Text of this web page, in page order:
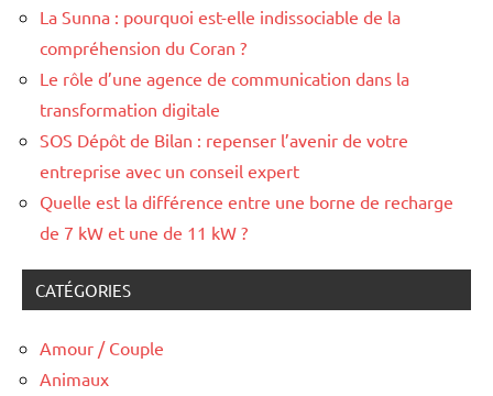
La Sunna : pourquoi est-elle indissociable de la
compréhension du Coran ?
Le rôle d’une agence de communication dans la
transformation digitale
SOS Dépôt de Bilan : repenser l’avenir de votre
entreprise avec un conseil expert
Quelle est la différence entre une borne de recharge
de 7 kW et une de 11 kW ?
CATÉGORIES
Amour / Couple
Animaux